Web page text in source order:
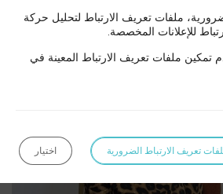
ملفات تعريف الارتباط لتحليل حركة
للإعلانات المخصصة.
تمكين ملفات تعريف الارتباط المعينة في
تعريف الارتباط الضرورية اختيار